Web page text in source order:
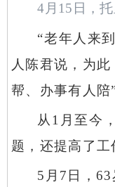
4月15日，
“老年人来
人陈君说，为
帮、办事有人陪”
从 1月至今
题，还提高了
5月7日，